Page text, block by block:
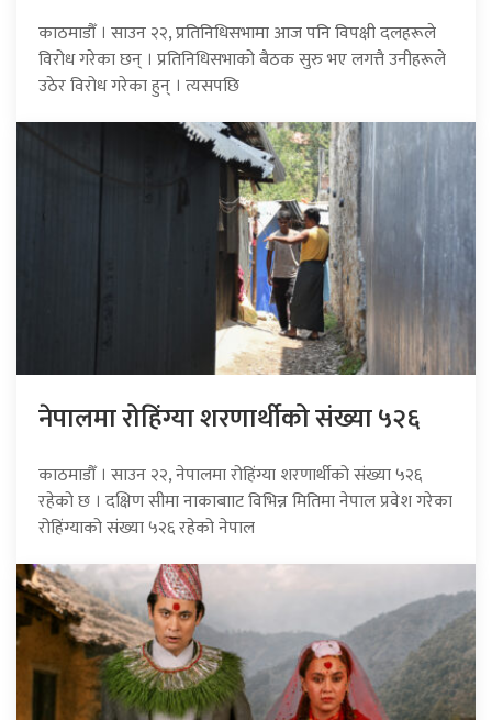
काठमाडौँ । साउन २२, प्रतिनिधिसभामा आज पनि विपक्षी दलहरूले
विरोध गरेका छन् । प्रतिनिधिसभाको बैठक सुरु भए लगत्तै उनीहरूले
उठेर विरोध गरेका हुन् । त्यसपछि
नेपालमा रोहिंग्या शरणार्थीको संख्या ५२६
काठमाडौँ । साउन २२, नेपालमा रोहिंग्या शरणार्थीको संख्या ५२६
रहेको छ । दक्षिण सीमा नाकाबााट विभिन्न मितिमा नेपाल प्रवेश गरेका
रोहिंग्याको संख्या ५२६ रहेको नेपाल